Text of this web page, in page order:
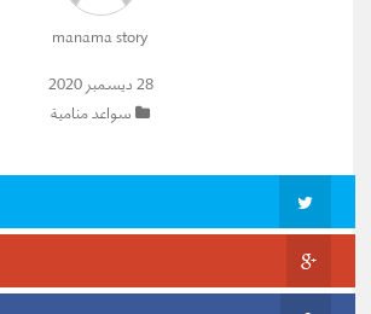
manama story
28 ديسمبر 2020
سواعد منامية